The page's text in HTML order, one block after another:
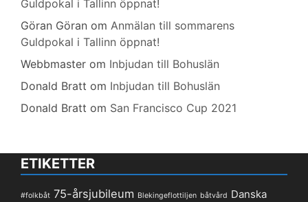
Guldpokal i Tallinn öppnat!
Göran Göran om Anmälan till sommarens
Guldpokal i Tallinn öppnat!
Webbmaster om Inbjudan till Bohuslän
Donald Bratt om Inbjudan till Bohuslän
Donald Bratt om San Francisco Cup 2021
ETIKETTER
#folkbåt 75-årsjubileum Blekingeflottiljen båtvård Danska